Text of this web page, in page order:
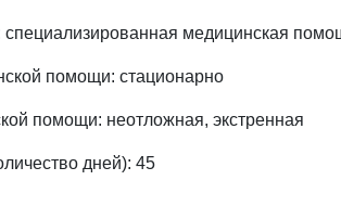
медицинская
помощи: стационарно
помощи: неотложная, экстренная
дней): 45